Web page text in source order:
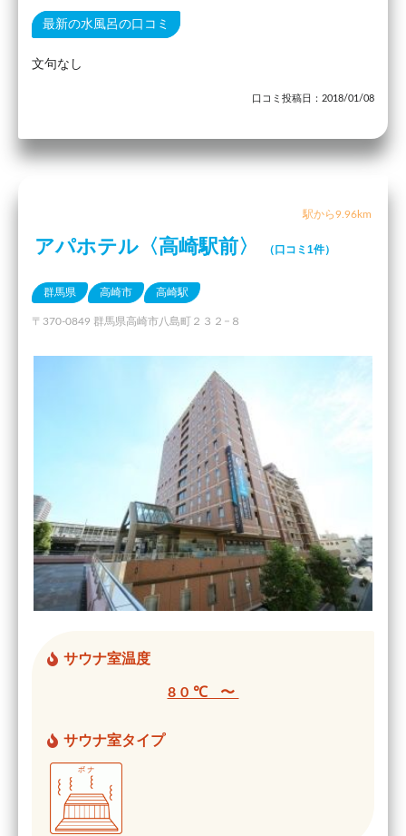
最新の水風呂の口コミ
文句なし
口コミ投稿日：2018/01/08
駅から9.96km
アパホテル〈高崎駅前〉 （口コミ1件）
群馬県 高崎市 高崎駅
〒370-0849 群馬県高崎市八島町２３２−８
サウナ室温度
80℃ 〜
サウナ室タイプ